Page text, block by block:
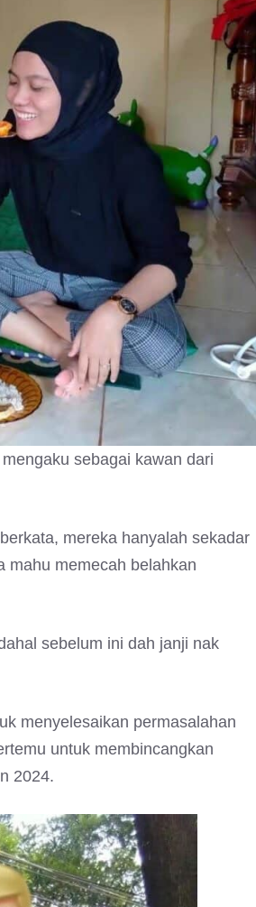
sebagai kawan dari
mereka hanyalah sekadar
mahu memecah belahkan
sebelum ini dah janji nak
menyelesaikan permasalahan
untuk membincangkan
2024.